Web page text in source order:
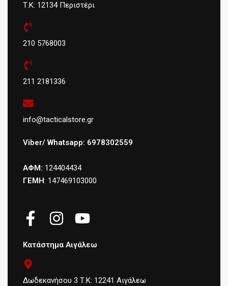
Τ.Κ: 12134 Περιστέρι
210 5768003
211 2181336
info@tacticalstore.gr
Viber/ Whatsapp: 6978302559
ΑΦΜ: 124404434
ΓΕΜΗ: 147469103000
Κατάστημα Αιγάλεω
Δωδεκανήσου 3 Τ.Κ: 12241 Αιγάλεω